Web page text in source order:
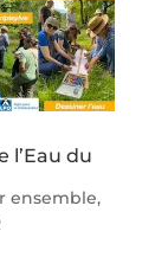
l’Eau du
ensemble,